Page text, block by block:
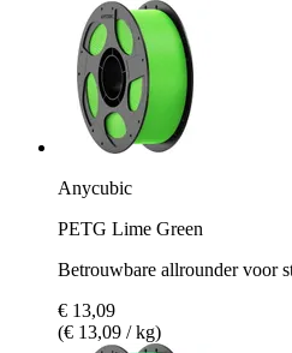
Anycubic
PETG Lime Green
Betrouwbare allrounder voor
€ 13,09
(€ 13,09 / kg)